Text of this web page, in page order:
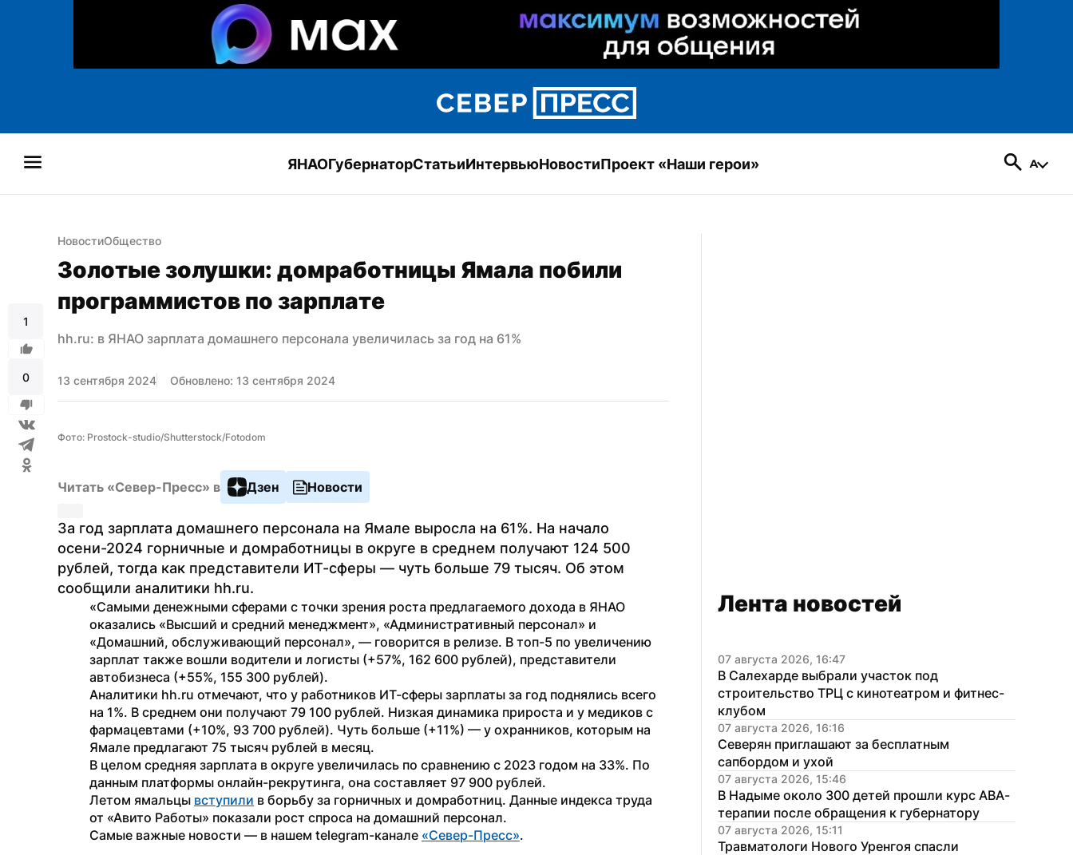
ЯНАОГубернаторСтатьиИнтервьюНовостиПроект «Наши герои»
1
0
НовостиОбщество
Золотые золушки: домработницы Ямала побили
программистов по зарплате
hh.ru: в ЯНАО зарплата домашнего персонала увеличилась за год на 61%
13 сентября 2024 Обновлено: 13 сентября 2024
Фото: Prostock-studio/Shutterstock/Fotodom
Читать «Север-Пресс» в Дзен Новости
За год зарплата домашнего персонала на Ямале выросла на 61%. На начало
осени-2024 горничные и домработницы в округе в среднем получают 124 500
рублей, тогда как представители ИТ-сферы — чуть больше 79 тысяч. Об этом
сообщили аналитики hh.ru.
«Самыми денежными сферами с точки зрения роста предлагаемого дохода в ЯНАО
оказались «Высший и средний менеджмент», «Административный персонал» и
«Домашний, обслуживающий персонал», — говорится в релизе. В топ-5 по увеличению
зарплат также вошли водители и логисты (+57%, 162 600 рублей), представители
автобизнеса (+55%, 155 300 рублей).
Аналитики hh.ru отмечают, что у работников ИТ-сферы зарплаты за год поднялись всего
на 1%. В среднем они получают 79 100 рублей. Низкая динамика прироста и у медиков с
фармацевтами (+10%, 93 700 рублей). Чуть больше (+11%) — у охранников, которым на
Ямале предлагают 75 тысяч рублей в месяц.
В целом средняя зарплата в округе увеличилась по сравнению с 2023 годом на 33%. По
данным платформы онлайн-рекрутинга, она составляет 97 900 рублей.
Летом ямальцы вступили в борьбу за горничных и домработниц. Данные индекса труда
от «Авито Работы» показали рост спроса на домашний персонал.
Самые важные новости — в нашем telegram-канале «Север-Пресс».
Лента новостей
07 августа 2026, 16:47
В Салехарде выбрали участок под
строительство ТРЦ с кинотеатром и фитнес-
клубом
07 августа 2026, 16:16
Северян приглашают за бесплатным
сапбордом и ухой
07 августа 2026, 15:46
В Надыме около 300 детей прошли курс АВА-
терапии после обращения к губернатору
07 августа 2026, 15:11
Травматологи Нового Уренгоя спасли